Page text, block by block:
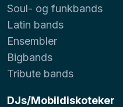
Soul- og funkbands
Latin bands
Ensembler
Bigbands
Tribute bands
DJs/Mobildiskoteker